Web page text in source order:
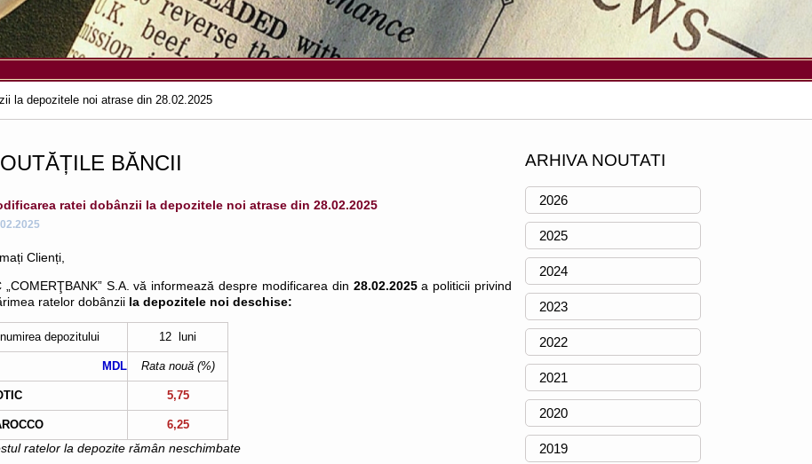
la depozitele noi atrase din 28.02.2025
BĂNCII
ratei dobânzii la depozitele noi atrase din 28.02.2025
Clienți,
„COMERŢBANK” S.A. vă informează despre modificarea din 28.02.2025a politicii privind
ratelor dobânzii la depozitele noi deschise:
depozitului 12 luni
MDL Rata nouă (%)
5,75
6,25
ratelor la depozite rămân neschimbate
ARHIVA NOUTATI
2026
2025
2024
2023
2022
2021
2020
2019